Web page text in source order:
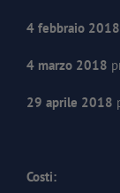
4 febbraio 2018
4 marzo 2018
29 aprile 2018
Costi: